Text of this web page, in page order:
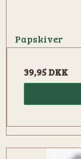
Papskiver
39,95 DKK